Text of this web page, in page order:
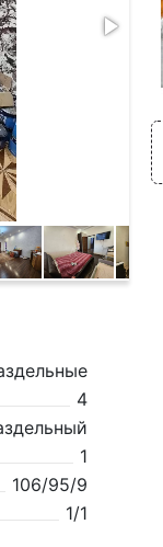
4
1
106/95/9
1/1